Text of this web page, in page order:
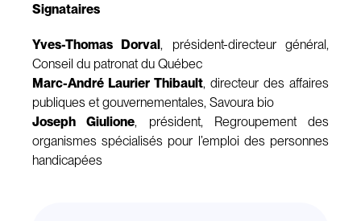
Signataires
Yves-Thomas Dorval, président-directeur général,
Conseil du patronat du Québec
Marc-André Laurier Thibault, directeur des affaires
publiques et gouvernementales, Savoura bio
Joseph Giulione, président, Regroupement des
organismes spécialisés pour l’emploi des personnes
handicapées